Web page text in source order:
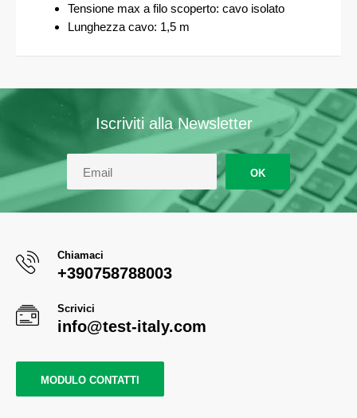
Tensione max a filo scoperto: cavo isolato
Lunghezza cavo: 1,5 m
Iscriviti alla Newsletter
OK
Chiamaci
+390758788003
Scrivici
info@test-italy.com
MODULO CONTATTI